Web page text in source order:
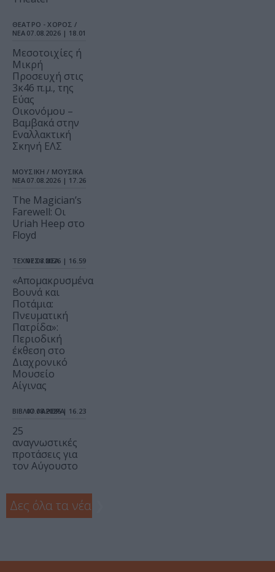
ΘΕΑΤΡΟ - ΧΟΡΟΣ /
ΝΕΑ 07.08.2026 | 18.01
Μεσοτοιχίες ή
Μικρή
Προσευχή στις
3κ46 π.μ., της
Εύας
Οικονόμου –
Βαμβακά στην
Εναλλακτική
Σκηνή ΕΛΣ
ΜΟΥΣΙΚΗ / ΜΟΥΣΙΚΑ
ΝΕΑ 07.08.2026 | 17.26
The Magician’s
Farewell: Οι
Uriah Heep στο
Floyd
ΤΕΧΝΕΣ / ΝΕΑ
07.08.2026 | 16.59
«Απομακρυσμένα
Βουνά και
Ποτάμια:
Πνευματική
Πατρίδα»:
Περιοδική
έκθεση στο
Διαχρονικό
Μουσείο
Αίγινας
ΒΙΒΛΙΟ / ΑΡΘΡΑ
07.08.2026 | 16.23
25
αναγνωστικές
προτάσεις για
τον Αύγουστο
Δες όλα τα νέα